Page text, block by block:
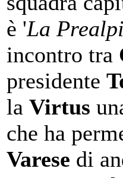
è 'La
incontro tra
presidente
la Virtus
che ha
Varese di